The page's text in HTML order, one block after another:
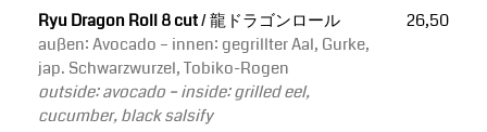
Ryu Dragon Roll 8 cut/ 龍ドラゴンロール
außen: Avocado – innen: gegrillter Aal, Gurke,
jap. Schwarzwurzel, Tobiko-Rogen
outside: avocado – inside: grilled eel,
cucumber, black salsify
26,50